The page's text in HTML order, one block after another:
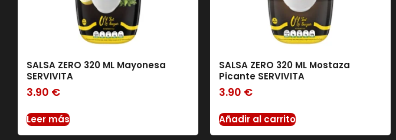
SALSA ZERO 320 ML Mayonesa
SERVIVITA
3.90 €
Leer más
SALSA ZERO 320 ML Mostaza
Picante SERVIVITA
3.90 €
Añadir al carrito